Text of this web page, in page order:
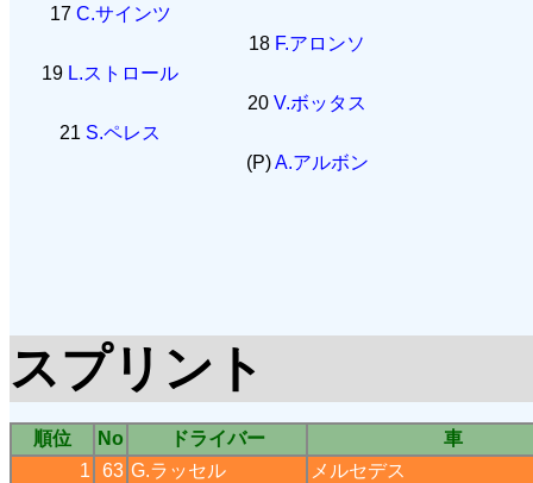
17 C.サインツ
18 F.アロンソ
19 L.ストロール
20 V.ボッタス
21 S.ペレス
(P)A.アルボン
スプリント
順位 No ドライバー
車
1
63 G.ラッセル
メルセデス